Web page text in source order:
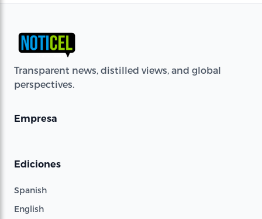
Transparent news, distilled views, and global
perspectives.
Empresa
Ediciones
Spanish
English